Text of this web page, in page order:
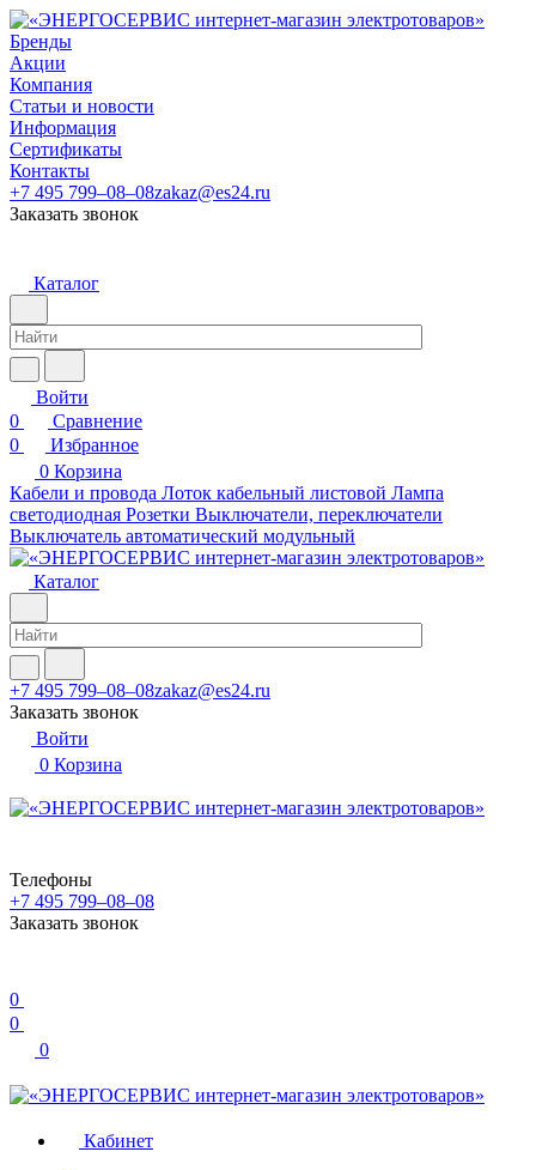
Бренды
Акции
Компания
Статьи и новости
Информация
Сертификаты
Контакты
+7 495 799–08–08zakaz@es24.ru
Заказать звонок
Каталог
Войти
0
Сравнение
0
Избранное
0 Корзина
Кабели и провода Лоток кабельный листовой Лампа
светодиодная Розетки Выключатели, переключатели
Выключатель автоматический модульный
Каталог
+7 495 799–08–08zakaz@es24.ru
Заказать звонок
Войти
0 Корзина
Телефоны
+7 495 799–08–08
Заказать звонок
0
0
0
Кабинет